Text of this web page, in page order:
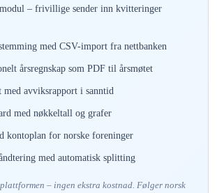
– frivillige sender inn kvitteringer
med CSV-import fra nettbanken
årsregnskap som PDF til årsmøtet
med avviksrapport i sanntid
med nøkkeltall og grafer
kontoplan for norske foreninger
med automatisk splitting
– ingen ekstra kostnad. Følger norsk